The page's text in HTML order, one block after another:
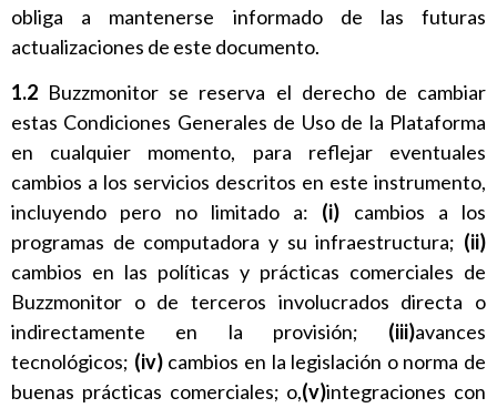
obliga a mantenerse informado de las futuras
actualizaciones de este documento.
1.2 Buzzmonitor se reserva el derecho de cambiar
estas Condiciones Generales de Uso de la Plataforma
en cualquier momento, para reflejar eventuales
cambios a los servicios descritos en este instrumento,
incluyendo pero no limitado a: (i) cambios a los
programas de computadora y su infraestructura; (ii)
cambios en las políticas y prácticas comerciales de
Buzzmonitor o de terceros involucrados directa o
indirectamente en la provisión; (iii)avances
tecnológicos; (iv) cambios en la legislación o norma de
buenas prácticas comerciales; o,(v)integraciones con